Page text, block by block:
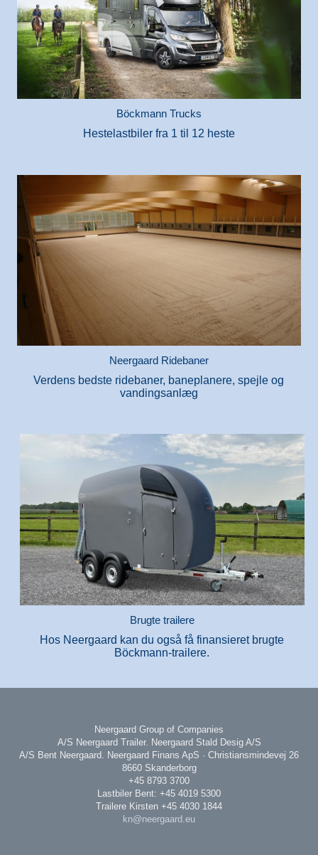
Böckmann Trucks
Hestelastbiler fra 1 til 12 heste
Neergaard Ridebaner
Verdens bedste ridebaner, baneplanere, spejle og
vandingsanlæg
Brugte trailere
Hos Neergaard kan du også få finansieret brugte
Böckmann-trailere.
Neergaard Group of Companies
A/S Neergaard Trailer. Neergaard Stald Desig A/S
A/S Bent Neergaard. Neergaard Finans ApS · Christiansmindevej 26
8660 Skanderborg
+45 8793 3700
Lastbiler Bent: +45 4019 5300
Trailere Kirsten +45 4030 1844
kn@neergaard.eu